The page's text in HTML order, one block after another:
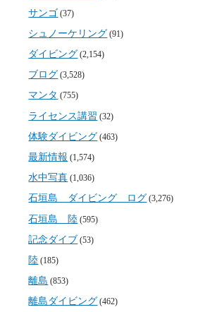
サンゴ (37)
シュノーケリング (91)
ダイビング (2,154)
ブログ (3,528)
マンタ (755)
ライセンス講習 (32)
体験ダイビング (463)
最新情報 (1,574)
水中写真 (1,036)
石垣島 ダイビング ログ (3,276)
石垣島 陸 (595)
記念ダイブ (53)
陸 (185)
離島 (853)
離島ダイビング (462)